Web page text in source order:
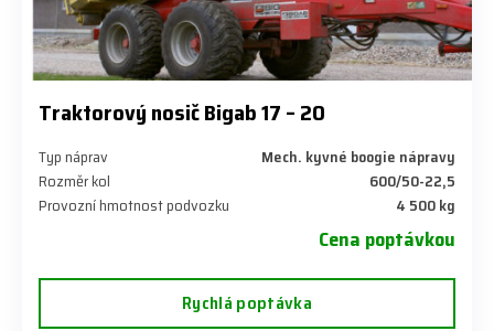
Traktorový nosič Bigab 17 – 20
Typ náprav
Mech. kyvné boogie nápravy
Rozměr kol
600/50-22,5
Provozní hmotnost podvozku
4 500 kg
Cena poptávkou
Rychlá poptávka